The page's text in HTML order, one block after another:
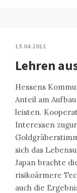
13.04.2011
Lehren
Hessens
Anteil am
leisten.
Interessen
sich das
Japan brachte
risikoärmere
auch die